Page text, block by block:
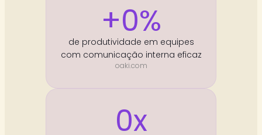
+0%
de produtividade em equipes
com comunicação interna eficaz
oaki.com
0x